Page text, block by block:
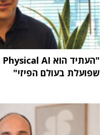
שפועלת בעולם הפיזי"